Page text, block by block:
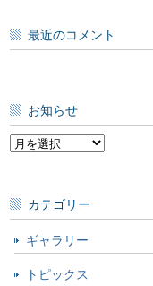
最近のコメント
お知らせ
お
せ カテゴリー
ギャラリー
トピックス